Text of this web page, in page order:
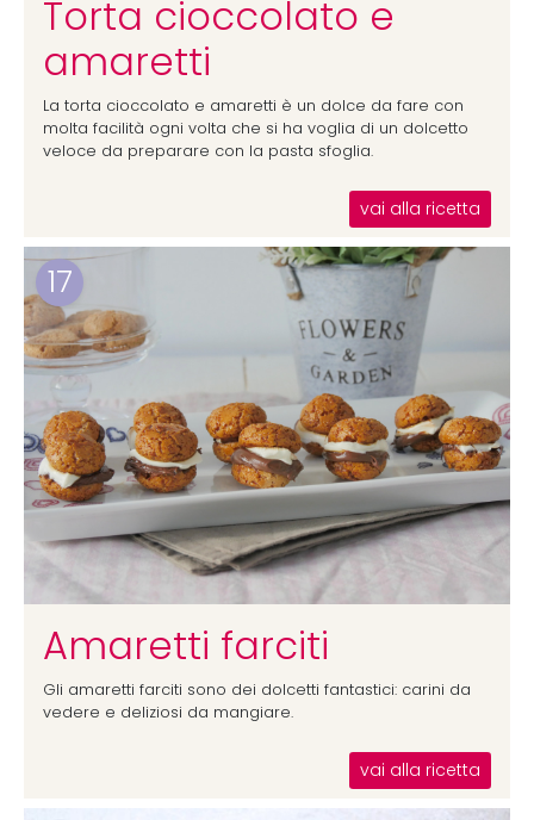
Torta cioccolato e
amaretti
La torta cioccolato e amaretti è un dolce da fare con
molta facilità ogni volta che si ha voglia di un dolcetto
veloce da preparare con la pasta sfoglia.
vai alla ricetta
17
Amaretti farciti
Gli amaretti farciti sono dei dolcetti fantastici: carini da
vedere e deliziosi da mangiare.
vai alla ricetta